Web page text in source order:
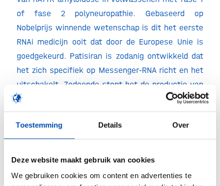
Toestemming Details Over
Deze website maakt gebruik van cookies
We gebruiken cookies om content en advertenties te
of fase 2 polyneuropathie. Gebaseerd op
Nobelprijs winnende wetenschap is dit het eerste
RNAi medicijn ooit dat door de Europese Unie is
goedgekeurd. Patisiran is zodanig ontwikkeld dat
het zich specifiek op Messenger-RNA richt en het
uitschakelt. Zodoende stopt het de productie van
een eiwit, genaamd transthyretine (TTR), in de
lever. Door de schadelijke opeenhoping van het
eiwit in het lichamelijk weefsel terug te dringen,
kan Patisiran de progressie van de ziekte
vertragen en potentieel stoppen.
Alnylam Pharmaceuticals kondigde vorig jaar haar